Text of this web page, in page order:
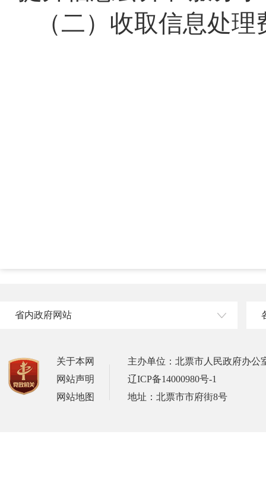
（二）收取信息处理
省内政府网站
关于本网
网站声明
网站地图
主办单位：北票市人民政府办公
辽ICP备14000980号-1
地址：北票市市府街8号